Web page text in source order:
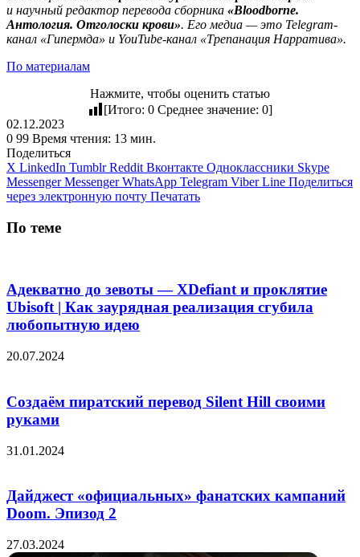
и научный редактор перевода сборника «Bloodborne.
Антология. Отголоски крови». Его медиа — это Telegram-
канал «Гипермда» и YouTube-канал «Трепанация Нарратива».
По материалам
Нажмите, чтобы оценить статью
[Итого: 0 Среднее значение: 0]
02.12.2023
0 99 Время чтения: 13 мин.
Поделиться
X LinkedIn Tumblr Reddit Вконтакте Одноклассники Skype
Messenger Messenger WhatsApp Telegram Viber Line Поделиться
через электронную почту Печатать
По теме
Адекватно до зевоты — XDefiant и проклятие
Ubisoft | Как заурядная реализация сгубила
любопытную идею
20.07.2024
Создаём пиратский перевод Silent Hill своими
руками
31.01.2024
Дайджест «официальных» фанатских кампаний
Doom. Эпизод 2
27.03.2024